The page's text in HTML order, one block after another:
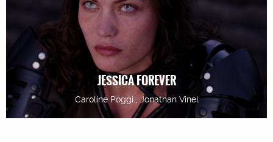
JESSICA FOREVER
Caroline Poggi , Jonathan Vinel